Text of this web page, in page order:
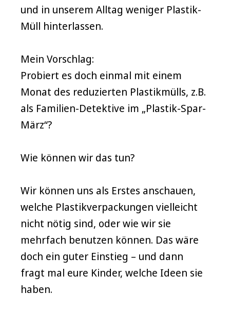
und in unserem Alltag weniger Plastik-
Müll hinterlassen.
Mein Vorschlag:
Probiert es doch einmal mit einem
Monat des reduzierten Plastikmülls, z.B.
als Familien-Detektive im „Plastik-Spar-
März“?
Wie können wir das tun?
Wir können uns als Erstes anschauen,
welche Plastikverpackungen vielleicht
nicht nötig sind, oder wie wir sie
mehrfach benutzen können. Das wäre
doch ein guter Einstieg – und dann
fragt mal eure Kinder, welche Ideen sie
haben.